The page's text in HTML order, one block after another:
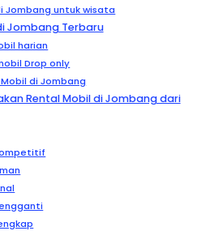
Jombang untuk wisata
Jombang Terbaru
harian
Drop only
di Jombang
Rental Mobil di Jombang dari